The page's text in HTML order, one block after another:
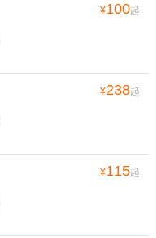
¥100起
¥238起
¥115起